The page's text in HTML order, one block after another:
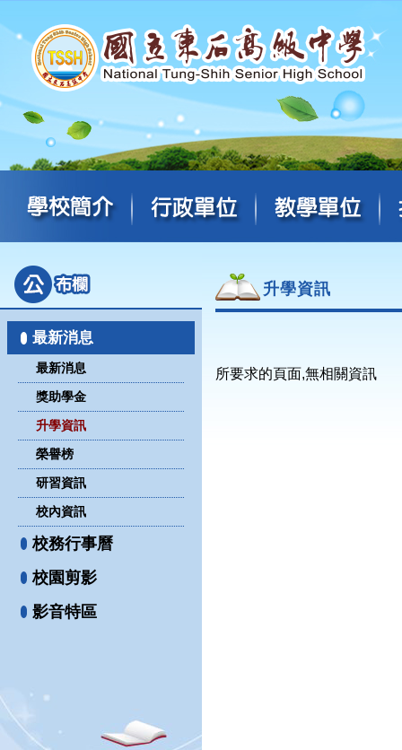
最新消息
最新消息
獎助學金
升學資訊
榮譽榜
研習資訊
校內資訊
校務行事曆
校園剪影
影音特區
升學資訊
所要求的頁面,無相關資訊